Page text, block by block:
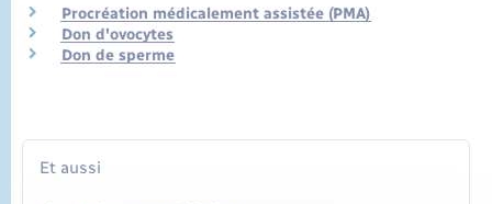
Procréation médicalement assistée (PMA)
Don d'ovocytes
Don de sperme
Et aussi